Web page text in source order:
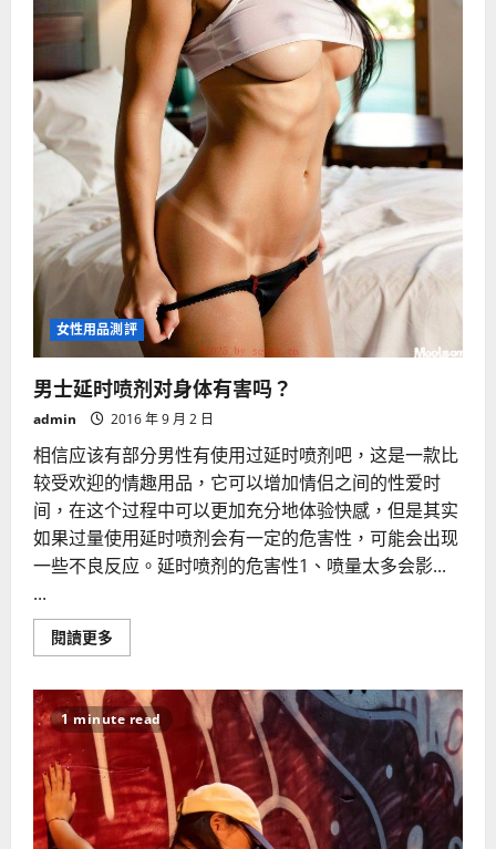
女性用品測評
男士延时喷剂对身体有害吗？
admin 2016 年 9 月 2 日
相信应该有部分男性有使用过延时喷剂吧，这是一款比
较受欢迎的情趣用品，它可以增加情侣之间的性爱时
间，在这个过程中可以更加充分地体验快感，但是其实
如果过量使用延时喷剂会有一定的危害性，可能会出现
一些不良反应。延时喷剂的危害性1、喷量太多会影...
...
閱讀更多
more
士
延
时
剂
对
身
体
有
害
1 minute read